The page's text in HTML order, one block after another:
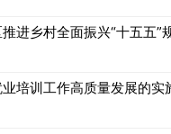
进乡村全面振兴“十五五”
培训工作高质量发展的实